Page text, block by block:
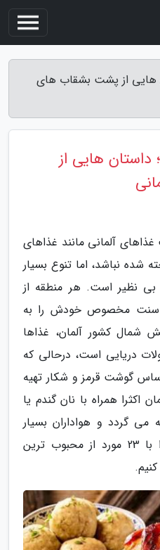
هایی از پشت بشقاب های
هایی از
آلمانی مانند غذاهای
شده نباشد، اما تنوع بسیار
بی نظیر است. هر منطقه از
سنت مخصوص خودش را به
شمال کشور آلمان، غذاها
دریایی است، درحالی که
گوشت قرمز و شکار تهیه
اکثرا همراه با نان گندم یا
گردد و هواداران بسیار
زیادی دارد. در ادامه شما را با 23 مورد از محبوب ترین